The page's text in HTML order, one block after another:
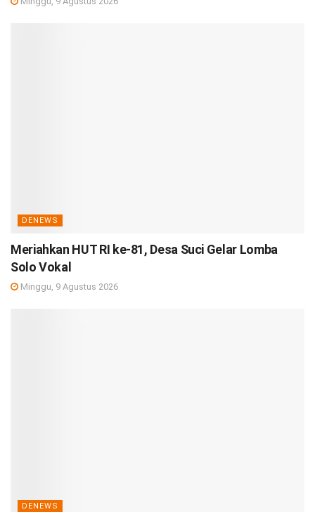
DENEWS
Meriahkan HUT RI ke-81, Desa Suci Gelar Lomba
Solo Vokal
Minggu, 9 Agustus 2026
DENEWS